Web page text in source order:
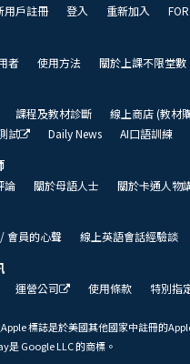
用戶註冊 登入 重新加入
者 使用方法 關於上課不限堂數
課程及教材診斷 線上商店 (教材
試
Daily News AI口語訓練
論 關於母語人士 關於卡通人物
會員的心聲 線上英語會話經驗談
運營公司 使用條款 特別指
標誌是於美國其他國家中註冊的
是 Google LLC 的商標。